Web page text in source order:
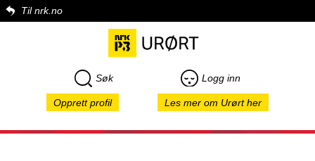
Til nrk.no
Søk Logg inn
Opprett profil Les mer om Urørt her